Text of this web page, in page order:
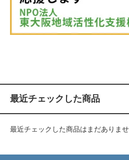
最近チェックした商品
最近チェックした商品はまだありませ